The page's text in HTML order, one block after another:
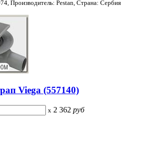
Производитель: Pestan, Страна: Сербия
Viega (557140)
x 2 362 руб